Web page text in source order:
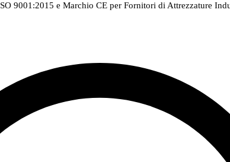
9001:2015 e Marchio CE per Fornitori di Attrezzature